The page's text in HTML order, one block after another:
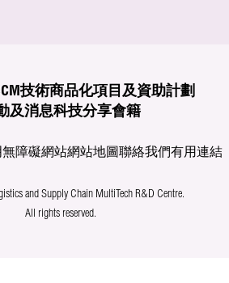
技術商品化項目及資助計劃
及消息科技分享會籍
無障礙網站網站地圖聯絡我們有用連結
and Supply Chain MultiTech R&D Centre.
All rights reserved.